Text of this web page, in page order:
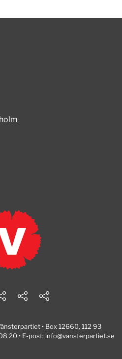
• Box 12660, 112 93
20 • E-post: info@vansterpartiet.se